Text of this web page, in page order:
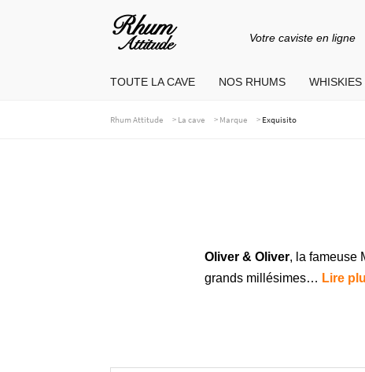
Aller
la
Aller
contenu
Votre caviste en ligne
TOUTE LA CAVE NOS RHUMS WHISKIES
Rhum Attitude > La cave > Marque > Exquisito
Oliver & Oliver, la fameuse
grands millésimes… Lire